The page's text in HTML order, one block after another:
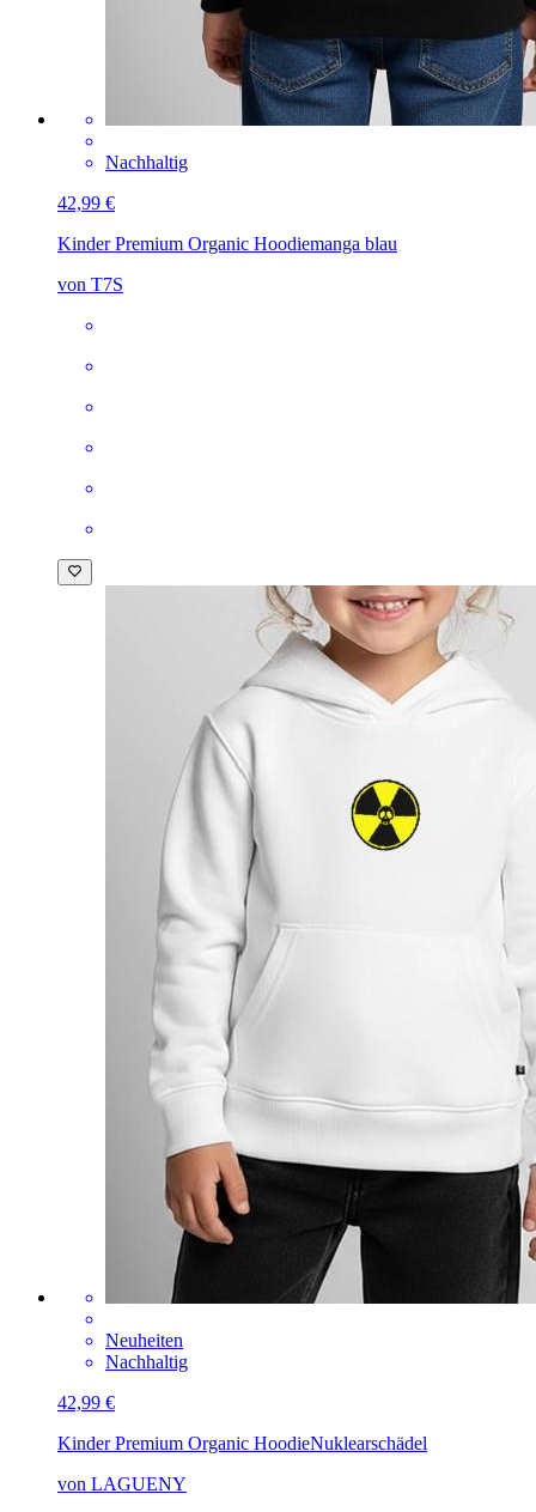
Nachhaltig
42,99 €
Kinder Premium Organic Hoodiemanga blau
von T7S
Neuheiten
Nachhaltig
42,99 €
Kinder Premium Organic HoodieNuklearschädel
von LAGUENY